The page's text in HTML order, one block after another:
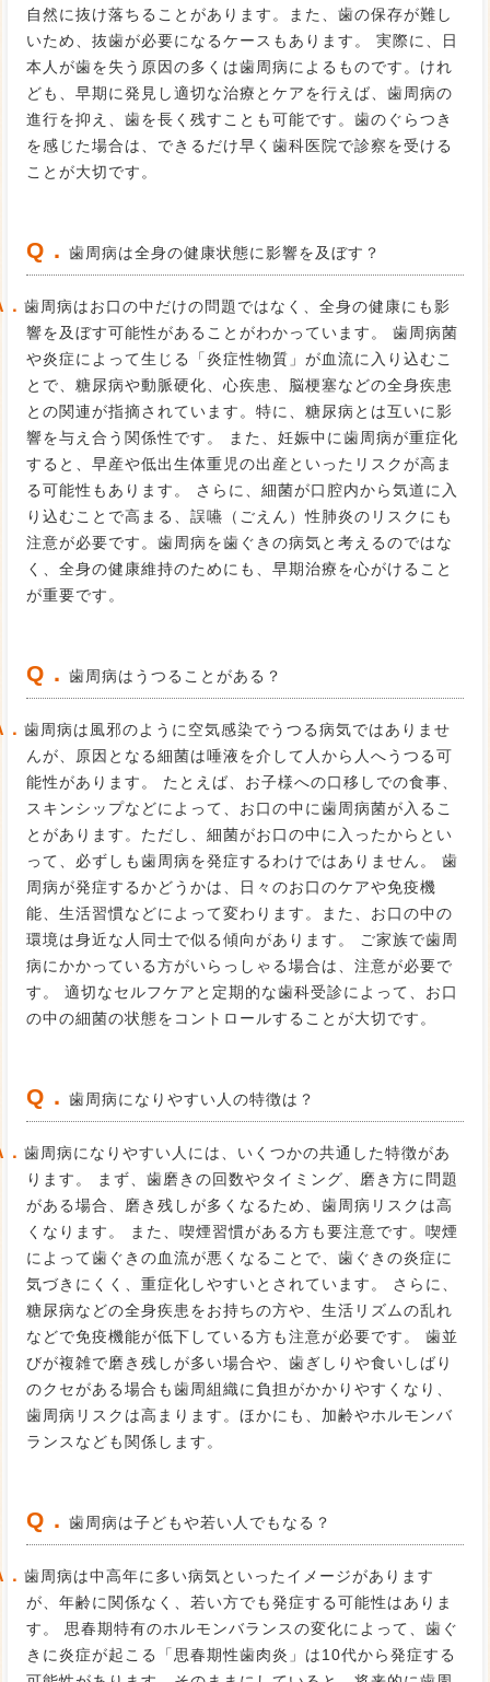
自然に抜け落ちることがあります。また、歯の保存が難し
いため、抜歯が必要になるケースもあります。 実際に、日
本人が歯を失う原因の多くは歯周病によるものです。けれ
ども、早期に発見し適切な治療とケアを行えば、歯周病の
進行を抑え、歯を長く残すことも可能です。歯のぐらつき
を感じた場合は、できるだけ早く歯科医院で診察を受ける
ことが大切です。
Q．歯周病は全身の健康状態に影響を及ぼす？
．歯周病はお口の中だけの問題ではなく、全身の健康にも影
響を及ぼす可能性があることがわかっています。 歯周病菌
や炎症によって生じる「炎症性物質」が血流に入り込むこ
とで、糖尿病や動脈硬化、心疾患、脳梗塞などの全身疾患
との関連が指摘されています。特に、糖尿病とは互いに影
響を与え合う関係性です。 また、妊娠中に歯周病が重症化
すると、早産や低出生体重児の出産といったリスクが高ま
る可能性もあります。 さらに、細菌が口腔内から気道に入
り込むことで高まる、誤嚥（ごえん）性肺炎のリスクにも
注意が必要です。歯周病を歯ぐきの病気と考えるのではな
く、全身の健康維持のためにも、早期治療を心がけること
が重要です。
Q．歯周病はうつることがある？
．歯周病は風邪のように空気感染でうつる病気ではありませ
んが、原因となる細菌は唾液を介して人から人へうつる可
能性があります。 たとえば、お子様への口移しでの食事、
スキンシップなどによって、お口の中に歯周病菌が入るこ
とがあります。ただし、細菌がお口の中に入ったからとい
って、必ずしも歯周病を発症するわけではありません。 歯
周病が発症するかどうかは、日々のお口のケアや免疫機
能、生活習慣などによって変わります。また、お口の中の
環境は身近な人同士で似る傾向があります。 ご家族で歯周
病にかかっている方がいらっしゃる場合は、注意が必要で
す。 適切なセルフケアと定期的な歯科受診によって、お口
の中の細菌の状態をコントロールすることが大切です。
Q．歯周病になりやすい人の特徴は？
．歯周病になりやすい人には、いくつかの共通した特徴があ
ります。 まず、歯磨きの回数やタイミング、磨き方に問題
がある場合、磨き残しが多くなるため、歯周病リスクは高
くなります。 また、喫煙習慣がある方も要注意です。喫煙
によって歯ぐきの血流が悪くなることで、歯ぐきの炎症に
気づきにくく、重症化しやすいとされています。 さらに、
糖尿病などの全身疾患をお持ちの方や、生活リズムの乱れ
などで免疫機能が低下している方も注意が必要です。 歯並
びが複雑で磨き残しが多い場合や、歯ぎしりや食いしばり
のクセがある場合も歯周組織に負担がかかりやすくなり、
歯周病リスクは高まります。ほかにも、加齢やホルモンバ
ランスなども関係します。
Q．歯周病は子どもや若い人でもなる？
．歯周病は中高年に多い病気といったイメージがあります
が、年齢に関係なく、若い方でも発症する可能性はありま
す。 思春期特有のホルモンバランスの変化によって、歯ぐ
きに炎症が起こる「思春期性歯肉炎」は10代から発症する